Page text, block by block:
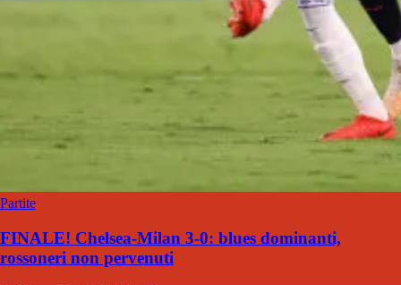
Partite
FINALE! Chelsea-Milan 3-0: blues dominanti,
rossoneri non pervenuti